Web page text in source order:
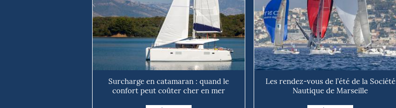
Surcharge en catamaran : quand le
confort peut coûter cher en mer
Les rendez-vous de l’été de la Société
Nautique de Marseille